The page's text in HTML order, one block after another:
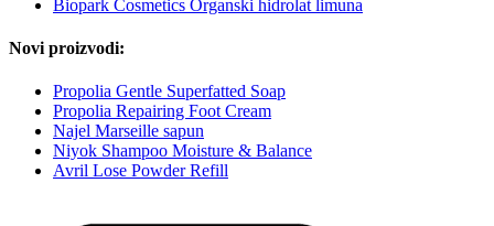
Biopark Cosmetics Organski hidrolat limuna
Novi proizvodi:
Propolia Gentle Superfatted Soap
Propolia Repairing Foot Cream
Najel Marseille sapun
Niyok Shampoo Moisture & Balance
Avril Lose Powder Refill